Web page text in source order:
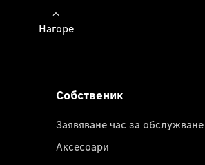
Нагоре
Собственик
Заявяване час за обслужване
Аксесоари